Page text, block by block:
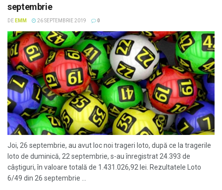
septembrie
DE EMM 26 SEPTEMBRIE 2019 0
Joi, 26 septembrie, au avut loc noi trageri loto, după ce la tragerile
loto de duminică, 22 septembrie, s-au înregistrat 24.393 de
câștiguri, în valoare totală de 1.431.026,92 lei. Rezultatele Loto
6/49 din 26 septembrie ...